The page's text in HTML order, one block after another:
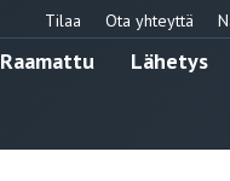
Tilaa Ota yhteyttä
Raamattu Lähetys